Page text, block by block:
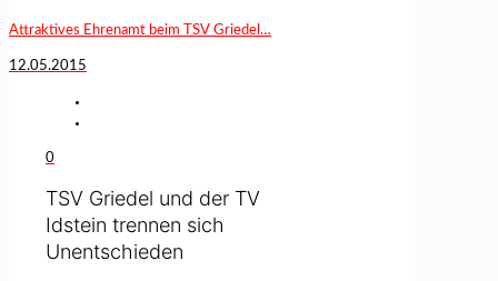
Attraktives Ehrenamt beim TSV Griedel…
12.05.2015
0
TSV Griedel und der TV
Idstein trennen sich
Unentschieden